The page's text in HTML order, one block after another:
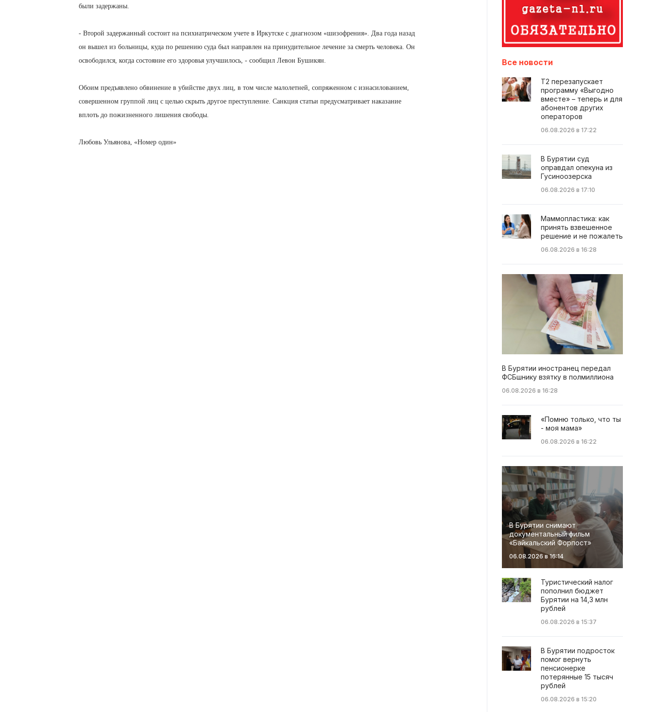
были задержаны.
- Второй задержанный состоит на психиатрическом учете в Иркутске с диагнозом «шизофрения». Два года назад
он вышел из больницы, куда по решению суда был направлен на принудительное лечение за смерть человека. Он
освободился, когда состояние его здоровья улучшилось, - сообщил Левон Бушикян.
Обоим предъявлено обвинение в убийстве двух лиц, в том числе малолетней, сопряженном с изнасилованием,
совершенном группой лиц с целью скрыть другое преступление. Санкция статьи предусматривает наказание
вплоть до пожизненного лишения свободы.
Любовь Ульянова, «Номер один»
Все новости
Т2 перезапускает
программу «Выгодно
вместе» – теперь и для
абонентов других
операторов
06.08.2026 в 17:22
В Бурятии суд
оправдал опекуна из
Гусиноозерска
06.08.2026 в 17:10
Маммопластика: как
принять взвешенное
решение и не пожалеть
06.08.2026 в 16:28
В Бурятии иностранец передал
ФСБшнику взятку в полмиллиона
06.08.2026 в 16:28
«Помню только, что ты
- моя мама»
06.08.2026 в 16:22
В Бурятии снимают
документальный фильм
«Байкальский Форпост»
06.08.2026 в 16:14
Туристический налог
пополнил бюджет
Бурятии на 14,3 млн
рублей
06.08.2026 в 15:37
В Бурятии подросток
помог вернуть
пенсионерке
потерянные 15 тысяч
рублей
06.08.2026 в 15:20